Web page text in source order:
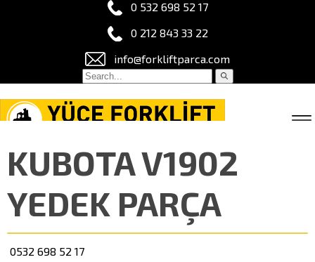
0 532 698 52 17
0 212 843 33 22
info@forkliftparca.com
KUBOTA V1902
YEDEK PARÇA
0532 698 52 17